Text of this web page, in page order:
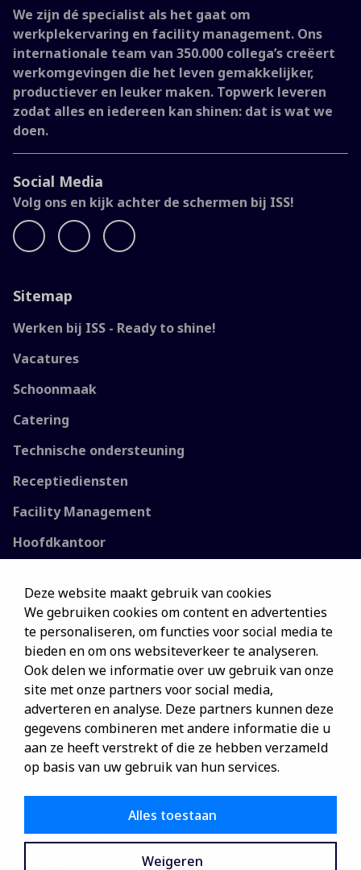
Deze website maakt gebruik van cookies
We gebruiken cookies om content en advertenties
te personaliseren, om functies voor social media te
bieden en om ons websiteverkeer te analyseren.
Ook delen we informatie over uw gebruik van onze
site met onze partners voor social media,
adverteren en analyse. Deze partners kunnen deze
gegevens combineren met andere informatie die u
aan ze heeft verstrekt of die ze hebben verzameld
op basis van uw gebruik van hun services.
Alles toestaan
Weigeren
We zijn dé specialist als het gaat om
werkplekervaring en facility management. Ons
internationale team van 350.000 collega’s creëert
werkomgevingen die het leven gemakkelijker,
productiever en leuker maken. Topwerk leveren
zodat alles en iedereen kan shinen: dat is wat we
doen.
Social Media
Volg ons en kijk achter de schermen bij ISS!
Sitemap
Werken bij ISS - Ready to shine!
Vacatures
Schoonmaak
Catering
Technische ondersteuning
Receptiediensten
Facility Management
Hoofdkantoor
Vestigingen
Hoofdkantoor
ISS Facility Services NV
Everest Office Park
Leuvensesteenweg 248C
1800 Vilvoorde
BE0403.313.330
Tel: 0800/85170
Regionale kantoren
Gent | Antwerpen | Heusden-Zolder | Floreffe
Privacyverklaring